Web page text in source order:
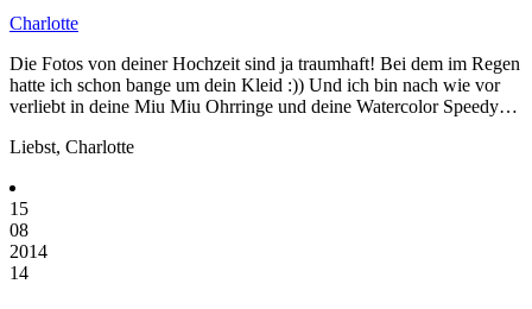
Charlotte
Die Fotos von deiner Hochzeit sind ja traumhaft! Bei dem im Regen
hatte ich schon bange um dein Kleid :)) Und ich bin nach wie vor
verliebt in deine Miu Miu Ohrringe und deine Watercolor Speedy…
Liebst, Charlotte
15
08
2014
14